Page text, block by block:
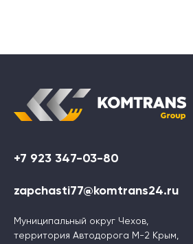
+7 923 347-03-80
zapchasti77@komtrans24.ru
Муниципальный округ Чехов,
территория Автодорога М-2 Крым,